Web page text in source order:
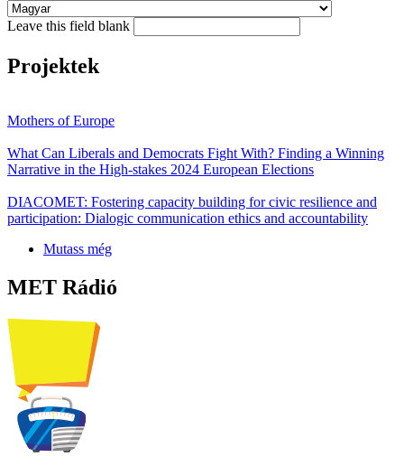
Leave this field blank
Projektek
Mothers of Europe
What Can Liberals and Democrats Fight With? Finding a Winning
Narrative in the High-stakes 2024 European Elections
DIACOMET: Fostering capacity building for civic resilience and
participation: Dialogic communication ethics and accountability
Mutass még
MET Rádió